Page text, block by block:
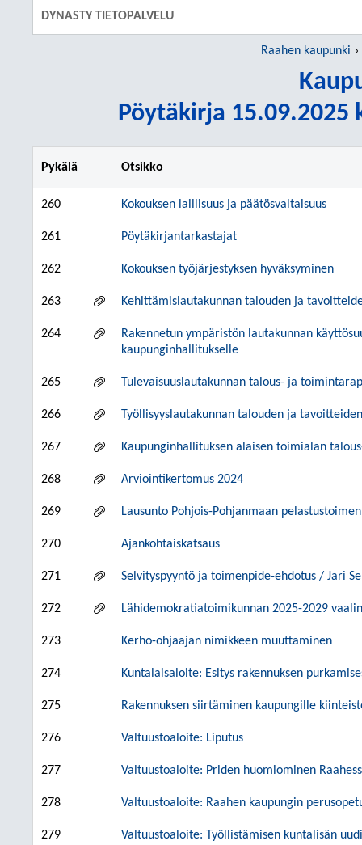
DYNASTY TIETOPALVELU
Raahen kaupunki
Pöytäkirja 15.09.2025
Pykälä Otsikko
260 Kokouksen laillisuus ja päätösvaltaisuus
261 Pöytäkirjantarkastajat
262 Kokouksen työjärjestyksen hyväksyminen
263 Kehittämislautakunnan talouden ja
264
Rakennetun ympäristön lautakunnan
kaupunginhallitukselle
265 Tulevaisuuslautakunnan talous- ja
266 Työllisyyslautakunnan talouden ja
267 Kaupunginhallituksen alaisen toimialan
268 Arviointikertomus 2024
269 Lausunto Pohjois-Pohjanmaan
270 Ajankohtaiskatsaus
271 Selvityspyyntö ja toimenpide-ehdotus / Jari
272 Lähidemokratiatoimikunnan 2025-2029
273 Kerho-ohjaajan nimikkeen muuttaminen
274 Kuntalaisaloite: Esitys rakennuksen
275 Rakennuksen siirtäminen kaupungille
276 Valtuustoaloite: Liputus
277 Valtuustoaloite: Priden huomiominen
278 Valtuustoaloite: Raahen kaupungin
279 Valtuustoaloite: Työllistämisen kuntalisän